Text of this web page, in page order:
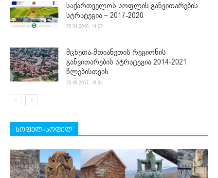
საქართველოს სოფლის განვითარების
სტრატეგია – 2017-2020
23.04.2018. 14:02
მცხეთა-მთიანეთის რეგიონის
განვითარების სტრატეგია 2014-2021
წლებისთვის
20.09.2017. 18:34
სოფელ-სოფელ